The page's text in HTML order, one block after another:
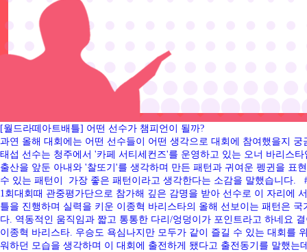
[월드라떼아트배틀] 어떤 선수가 챔피언이 될까?
과연 올해 대회에는 어떤 선수들이 어떤 생각으로 대회에 참여했을지
태섭 선수는 청주에서 '카페 서티세컨즈'를 운영하고 있는 오너 바리스
출산을 앞둔 아내와 '찰또기'를 생각하며 만든 패턴과 귀여운 펭귄을 표
수 있는 패턴이 가장 좋은 패턴이라고 생각한다는 소감을 말했습니다.
1회대회때 관중평가단으로 참가해 깊은 감명을 받아 선수로 이 자리에
틀을 진행하며 실력을 키운 이종혁 바리스타의 올해 선보이는 패턴은
다. 역동적인 움직임과 짧고 통통한 다리/엉덩이가 포인트라고 하네요
이종혁 바리스타. 우승도 욕심나지만 모두가 같이 즐길 수 있는 대회를
워하던 모습을 생각하며 이 대회에 출전하게 됐다고 출전동기를 말했